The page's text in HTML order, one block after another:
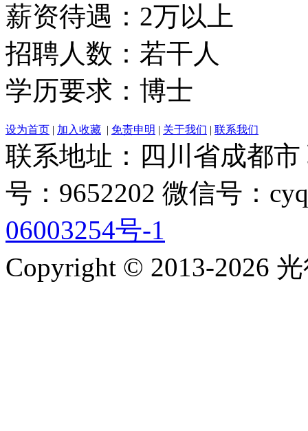
薪资待遇：2万以上
招聘人数：若干人
学历要求：博士
设为首页 | 加入收藏 | 免责申明 | 关于我们 | 联系我们
联系地址：四川省成都市
号：9652202 微信号：
06003254号-1
Copyright © 2013-2026